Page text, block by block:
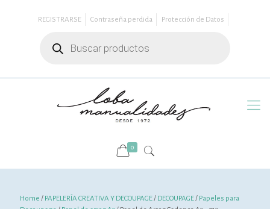
REGISTRARSE Contraseña perdida
Protección de Datos
productos
0
Home / PAPELERÍA CREATIVA Y DECOUPAGE/ DECOUPAGE/ Papeles para